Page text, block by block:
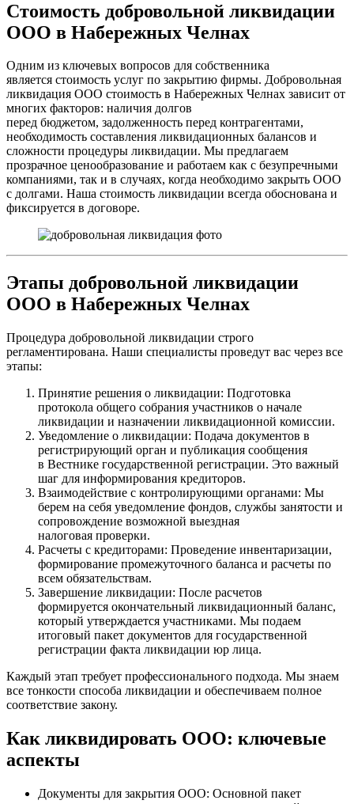
Стоимость добровольной ликвидации
ООО в Набережных Челнах
Одним из ключевых вопросов для собственника
является стоимость услуг по закрытию фирмы. Добровольная
ликвидация ООО стоимость в Набережных Челнах зависит от
многих факторов: наличия долгов
перед бюджетом, задолженность перед контрагентами,
необходимость составления ликвидационных балансов и
сложности процедуры ликвидации. Мы предлагаем
прозрачное ценообразование и работаем как с безупречными
компаниями, так и в случаях, когда необходимо закрыть ООО
с долгами. Наша стоимость ликвидации всегда обоснована и
фиксируется в договоре.
Этапы добровольной ликвидации
ООО в Набережных Челнах
Процедура добровольной ликвидации строго
регламентирована. Наши специалисты проведут вас через все
этапы:
Принятие решения о ликвидации: Подготовка
протокола общего собрания участников о начале
ликвидации и назначении ликвидационной комиссии.
Уведомление о ликвидации: Подача документов в
регистрирующий орган и публикация сообщения
в Вестнике государственной регистрации. Это важный
шаг для информирования кредиторов.
Взаимодействие с контролирующими органами: Мы
берем на себя уведомление фондов, службы занятости и
сопровождение возможной выездная
налоговая проверки.
Расчеты с кредиторами: Проведение инвентаризации,
формирование промежуточного баланса и расчеты по
всем обязательствам.
Завершение ликвидации: После расчетов
формируется окончательный ликвидационный баланс,
который утверждается участниками. Мы подаем
итоговый пакет документов для государственной
регистрации факта ликвидации юр лица.
Каждый этап требует профессионального подхода. Мы знаем
все тонкости способа ликвидации и обеспечиваем полное
соответствие закону.
Как ликвидировать ООО: ключевые
аспекты
Документы для закрытия ООО: Основной пакет